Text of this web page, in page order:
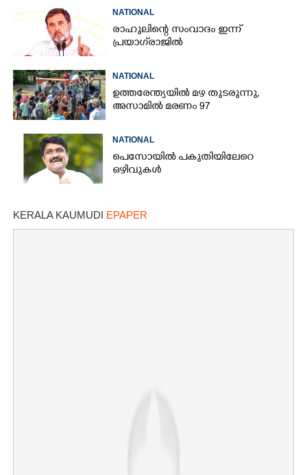
NATIONAL
രാഹുലിന്റെ സംവാദം ഇന്ന്
പ്രയാഗ്‌രാജിൽ
NATIONAL
ഉത്തരേന്ത്യയിൽ മഴ തുടരുന്നു,​
അസാമിൽ മരണം 97
NATIONAL
പെസോയിൽ പകുതിയിലേറെ
ഒഴിവുകൾ
KERALA KAUMUDI EPAPER